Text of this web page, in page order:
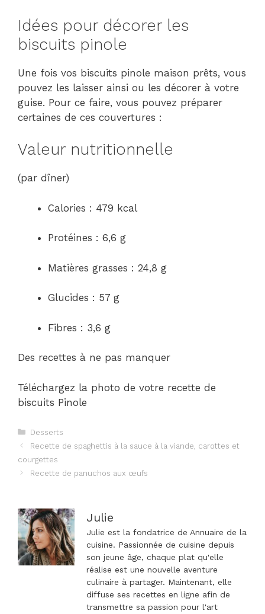
Idées pour décorer les
biscuits pinole
Une fois vos biscuits pinole maison prêts, vous
pouvez les laisser ainsi ou les décorer à votre
guise. Pour ce faire, vous pouvez préparer
certaines de ces couvertures :
Valeur nutritionnelle
(par dîner)
Calories : 479 kcal
Protéines : 6,6 g
Matières grasses : 24,8 g
Glucides : 57 g
Fibres : 3,6 g
Des recettes à ne pas manquer
Téléchargez la photo de votre recette de
biscuits Pinole
Catégories
Desserts
Navigation
articles
Recette de spaghettis à la sauce à la viande, carottes et
courgettes
Recette de panuchos aux œufs
Julie
Julie est la fondatrice de Annuaire de la
cuisine. Passionnée de cuisine depuis
son jeune âge, chaque plat qu'elle
réalise est une nouvelle aventure
culinaire à partager. Maintenant, elle
diffuse ses recettes en ligne afin de
transmettre sa passion pour l'art